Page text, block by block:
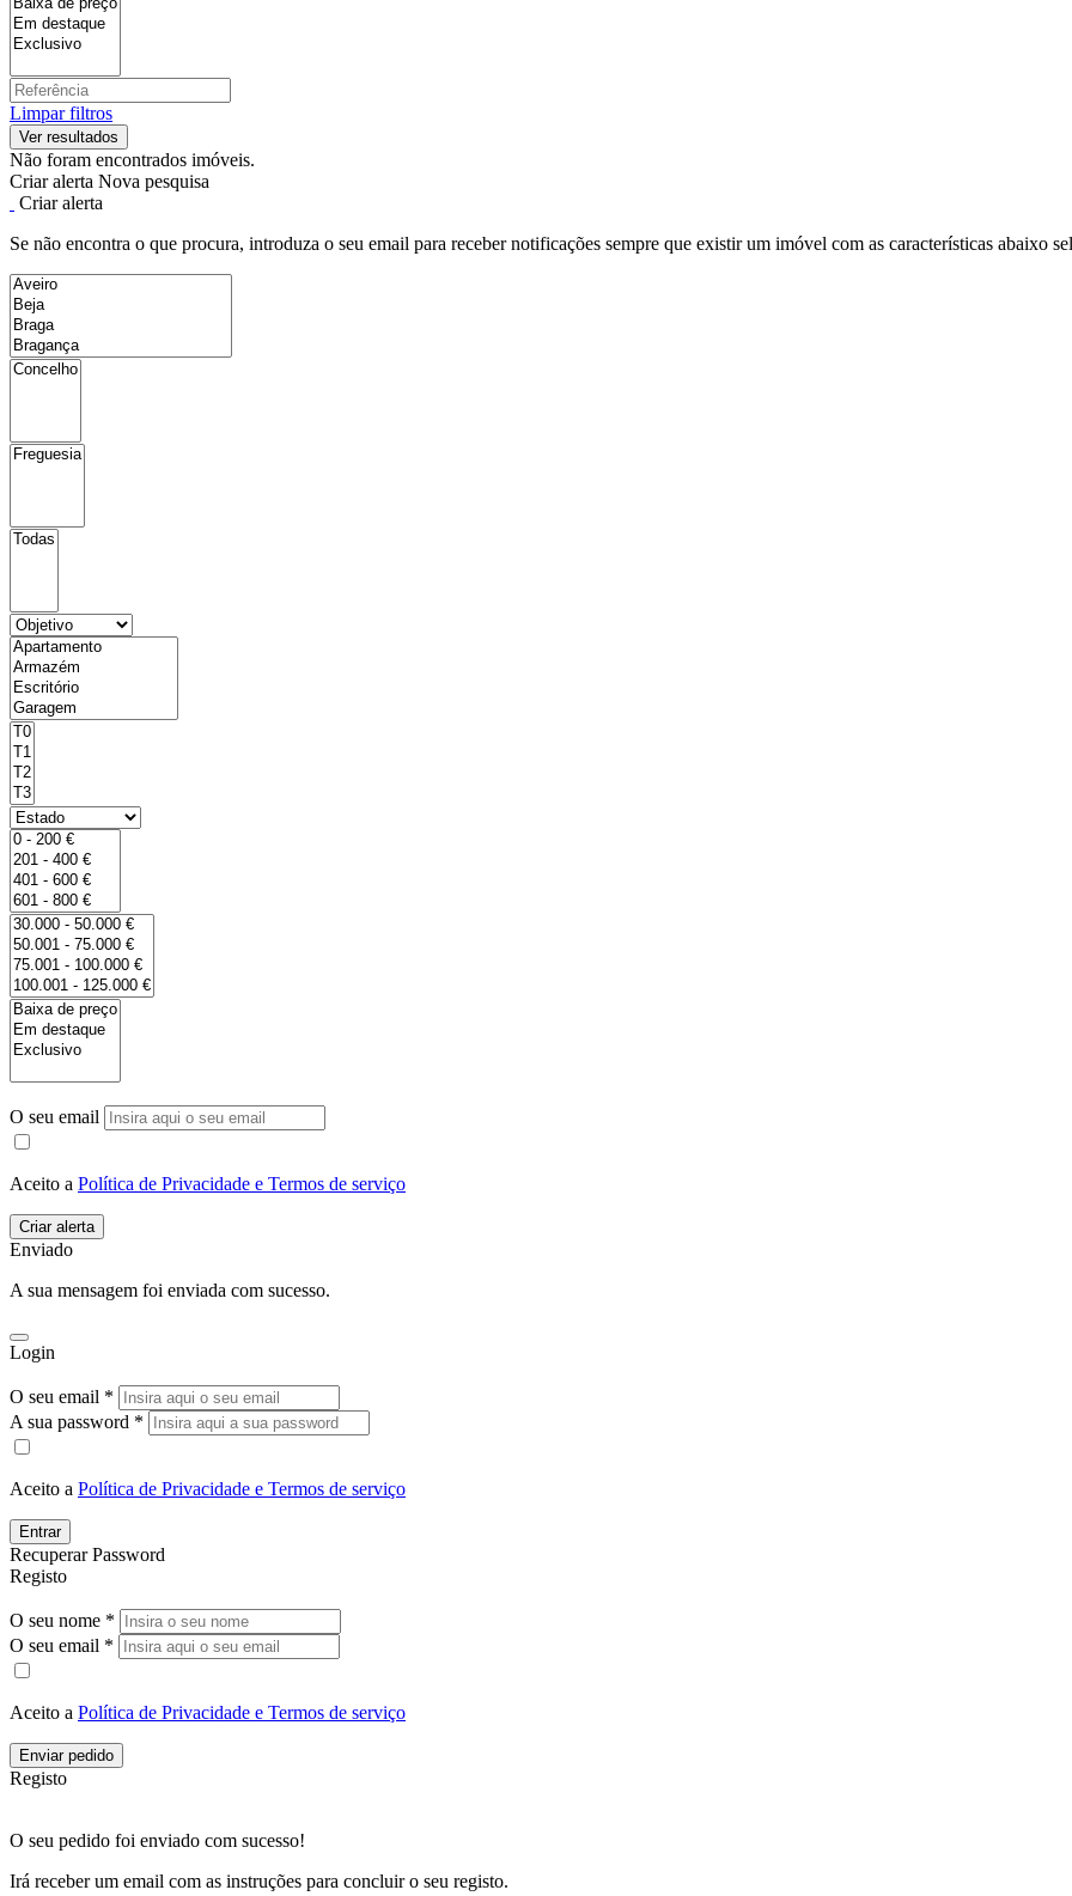
Limpar filtros
Não foram encontrados imóveis.
Criar alerta Nova pesquisa
Criar alerta
Se não encontra o que procura, introduza o seu email para receber notificações sempre que existir um imóvel com as características abaixo
O seu email
Aceito a Política de Privacidade e Termos de serviço
Enviado
A sua mensagem foi enviada com sucesso.
Login
O seu email *
A sua password *
Aceito a Política de Privacidade e Termos de serviço
Entrar
Recuperar Password
Registo
O seu nome *
O seu email *
Aceito a Política de Privacidade e Termos de serviço
Enviar pedido
Registo
O seu pedido foi enviado com sucesso!
Irá receber um email com as instruções para concluir o seu registo.